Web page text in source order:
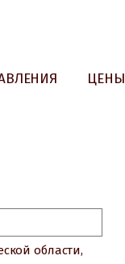
ЦЕНЫ
области,